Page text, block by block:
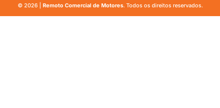
© 2026 | Remoto Comercial de Motores. Todos os direitos reservados.